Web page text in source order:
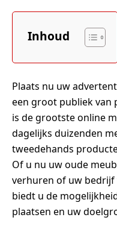
Inhoud
Plaats nu uw
een groot publiek van
is de grootste online
dagelijks duizenden
tweedehands
Of u nu uw oude
verhuren of uw
biedt u de
plaatsen en uw